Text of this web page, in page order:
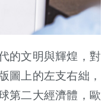
的文明與輝煌，對
圖上的左支右絀，
第二大經濟體，歐